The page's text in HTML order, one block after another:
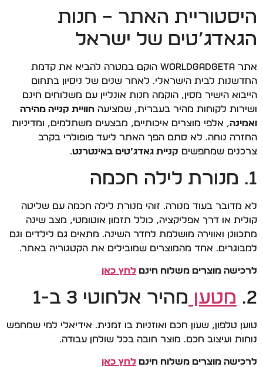
היסטוריית האתר – חנות
הגאדג’טים של ישראל
אתר WorldGadgeta הוקם במטרה להביא את קדמת
החדשנות לבית הישראלי. לאחר שנים של ניסיון בתחום
הייבוא הישיר מסין, הוקמה חנות אונליין עם משלוחים חינם
ושירות לקוחות מהיר בעברית, שמציעה חוויית קנייה מהירה
ואמינה, אלפי מוצרים איכותיים, מבצעים משתלמים, ומדיניות
החזרה נוחה. לא סתם הפך האתר ליעד פופולרי בקרב
צרכנים שמחפשים קניית גאדג’טים באינטרנט.
1. מנורת לילה חכמה
לא מדובר בעוד מנורה. זוהי מנורת לילה חכמה עם שליטה
קולית או דרך אפליקציה, כולל תזמון אוטומטי, מצב שינה
מתכוונן ואווירה מושלמת לחדר השינה. מתאים גם לילדים וגם
למבוגרים. אחד מהמוצרים שמובילים את הקטגוריה באתר.
לרכישה מוצרים משלוח חינם לחץ כאן
2. מטען מהיר אלחוטי 3 ב-1
טוען טלפון, שעון חכם ואוזניות בו זמנית. אידיאלי למי שמחפש
נוחות ועיצוב חכם. מוצר חובה בכל שולחן עבודה.
לרכישה מוצרים משלוח חינם לחץ כאן